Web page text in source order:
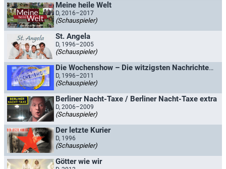
Meine heile Welt
D, 2016–2017
(Schauspieler)
St. Angela
D, 1996–2005
(Schauspieler)
Die Wochenshow – Die witzigsten Nachrichten der Welt
D, 1996–2011
(Schauspieler)
Berliner Nacht-Taxe / Berliner Nacht-Taxe extra
D, 2006–2009
(Schauspieler)
Der letzte Kurier
D, 1996
(Schauspieler)
Götter wie wir